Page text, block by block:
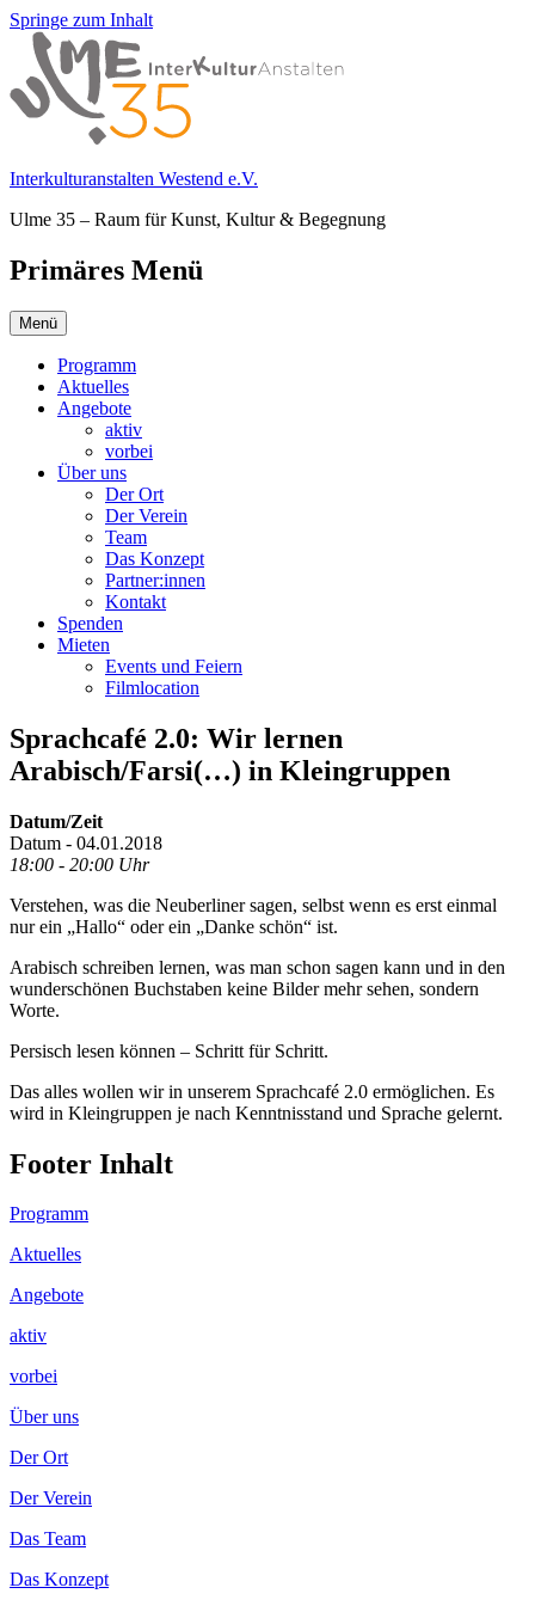
Springe zum Inhalt
Interkulturanstalten Westend e.V.
Ulme 35 – Raum für Kunst, Kultur & Begegnung
Primäres Menü
Menü
Programm
Aktuelles
Angebote
aktiv
vorbei
Über uns
Der Ort
Der Verein
Team
Das Konzept
Partner:innen
Kontakt
Spenden
Mieten
Events und Feiern
Filmlocation
Sprachcafé 2.0: Wir lernen
Arabisch/Farsi(…) in Kleingruppen
Datum/Zeit
Datum - 04.01.2018
18:00 - 20:00 Uhr
Verstehen, was die Neuberliner sagen, selbst wenn es erst einmal
nur ein „Hallo“ oder ein „Danke schön“ ist.
Arabisch schreiben lernen, was man schon sagen kann und in den
wunderschönen Buchstaben keine Bilder mehr sehen, sondern
Worte.
Persisch lesen können – Schritt für Schritt.
Das alles wollen wir in unserem Sprachcafé 2.0 ermöglichen. Es
wird in Kleingruppen je nach Kenntnisstand und Sprache gelernt.
Footer Inhalt
Programm
Aktuelles
Angebote
aktiv
vorbei
Über uns
Der Ort
Der Verein
Das Team
Das Konzept